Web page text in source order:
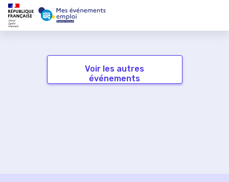
Voir les autres
événements